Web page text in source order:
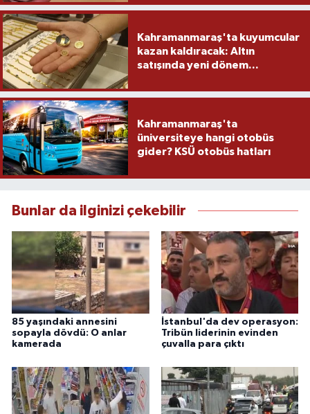
Kahramanmaraş'ta kuyumcular
kazan kaldıracak: Altın
satışında yeni dönem...
Kahramanmaraş'ta
üniversiteye hangi otobüs
gider? KSÜ otobüs hatları
Bunlar da ilginizi çekebilir
85 yaşındaki annesini
sopayla dövdü: O anlar
kamerada
İstanbul'da dev operasyon:
Tribün liderinin evinden
çuvalla para çıktı